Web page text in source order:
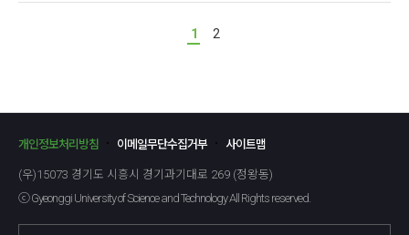
1 2
개인정보처리방침 이메일무단수집거부 사이트맵
(우)15073 경기도 시흥시 경기과기대로 269 (정왕동)
ⓒ Gyeonggi University of Science and Technology All Rights reserved.